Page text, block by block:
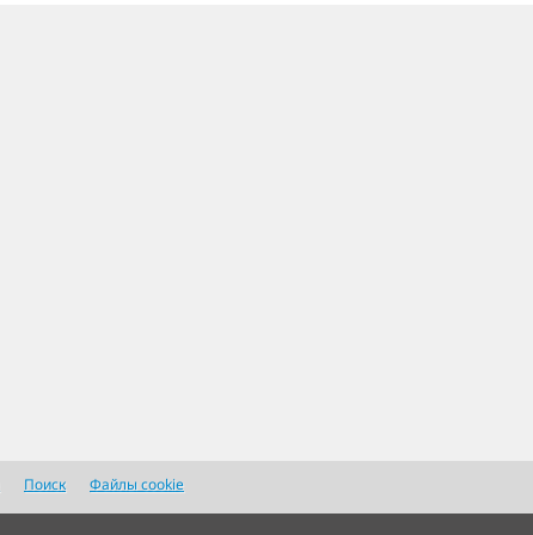
Поиск Файлы cookie